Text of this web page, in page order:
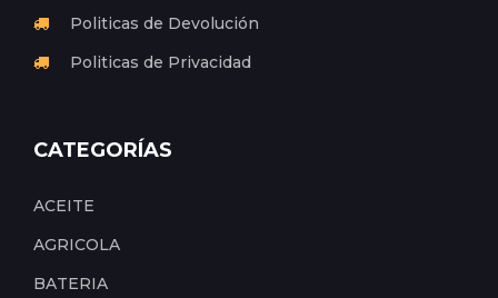
Politicas de Devolución
Politicas de Privacidad
CATEGORÍAS
ACEITE
AGRICOLA
BATERIA